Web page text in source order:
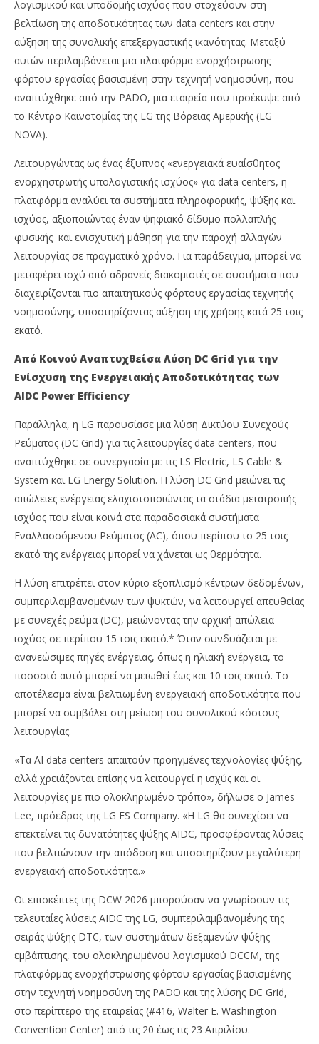
λογισμικού και υποδομής ισχύος που στοχεύουν στη
βελτίωση της αποδοτικότητας των data centers και στην
αύξηση της συνολικής επεξεργαστικής ικανότητας. Μεταξύ
αυτών περιλαμβάνεται μια πλατφόρμα ενορχήστρωσης
φόρτου εργασίας βασισμένη στην τεχνητή νοημοσύνη, που
αναπτύχθηκε από την PADO, μια εταιρεία που προέκυψε από
το Κέντρο Καινοτομίας της LG της Βόρειας Αμερικής (LG
NOVA).
Λειτουργώντας ως ένας έξυπνος «ενεργειακά ευαίσθητος
ενορχηστρωτής υπολογιστικής ισχύος» για data centers, η
πλατφόρμα αναλύει τα συστήματα πληροφορικής, ψύξης και
ισχύος, αξιοποιώντας έναν ψηφιακό δίδυμο πολλαπλής
φυσικής και ενισχυτική μάθηση για την παροχή αλλαγών
λειτουργίας σε πραγματικό χρόνο. Για παράδειγμα, μπορεί να
μεταφέρει ισχύ από αδρανείς διακομιστές σε συστήματα που
διαχειρίζονται πιο απαιτητικούς φόρτους εργασίας τεχνητής
νοημοσύνης, υποστηρίζοντας αύξηση της χρήσης κατά 25 τοις
εκατό.
Από Κοινού Αναπτυχθείσα Λύση DC Grid για την
Ενίσχυση της Ενεργειακής Αποδοτικότητας των
AIDC Power Efficiency
Παράλληλα, η LG παρουσίασε μια λύση Δικτύου Συνεχούς
Ρεύματος (DC Grid) για τις λειτουργίες data centers, που
αναπτύχθηκε σε συνεργασία με τις LS Electric, LS Cable &
System και LG Energy Solution. Η λύση DC Grid μειώνει τις
απώλειες ενέργειας ελαχιστοποιώντας τα στάδια μετατροπής
ισχύος που είναι κοινά στα παραδοσιακά συστήματα
Εναλλασσόμενου Ρεύματος (AC), όπου περίπου το 25 τοις
εκατό της ενέργειας μπορεί να χάνεται ως θερμότητα.
Η λύση επιτρέπει στον κύριο εξοπλισμό κέντρων δεδομένων,
συμπεριλαμβανομένων των ψυκτών, να λειτουργεί απευθείας
με συνεχές ρεύμα (DC), μειώνοντας την αρχική απώλεια
ισχύος σε περίπου 15 τοις εκατό.* Όταν συνδυάζεται με
ανανεώσιμες πηγές ενέργειας, όπως η ηλιακή ενέργεια, το
ποσοστό αυτό μπορεί να μειωθεί έως και 10 τοις εκατό. Το
αποτέλεσμα είναι βελτιωμένη ενεργειακή αποδοτικότητα που
μπορεί να συμβάλει στη μείωση του συνολικού κόστους
λειτουργίας.
«Τα AI data centers απαιτούν προηγμένες τεχνολογίες ψύξης,
αλλά χρειάζονται επίσης να λειτουργεί η ισχύς και οι
λειτουργίες με πιο ολοκληρωμένο τρόπο», δήλωσε ο James
Lee, πρόεδρος της LG ES Company. «Η LG θα συνεχίσει να
επεκτείνει τις δυνατότητες ψύξης AIDC, προσφέροντας λύσεις
που βελτιώνουν την απόδοση και υποστηρίζουν μεγαλύτερη
ενεργειακή αποδοτικότητα.»
Οι επισκέπτες της DCW 2026 μπορούσαν να γνωρίσουν τις
τελευταίες λύσεις AIDC της LG, συμπεριλαμβανομένης της
σειράς ψύξης DTC, των συστημάτων δεξαμενών ψύξης
εμβάπτισης, του ολοκληρωμένου λογισμικού DCCM, της
πλατφόρμας ενορχήστρωσης φόρτου εργασίας βασισμένης
στην τεχνητή νοημοσύνη της PADO και της λύσης DC Grid,
στο περίπτερο της εταιρείας (#416, Walter E. Washington
Convention Center) από τις 20 έως τις 23 Απριλίου.